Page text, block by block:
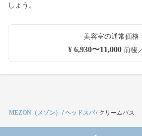
しょう。
美容室の通常価格
¥ 6,930〜11,000前後
MEZON（メゾン） /ヘッドスパ/ クリームバス